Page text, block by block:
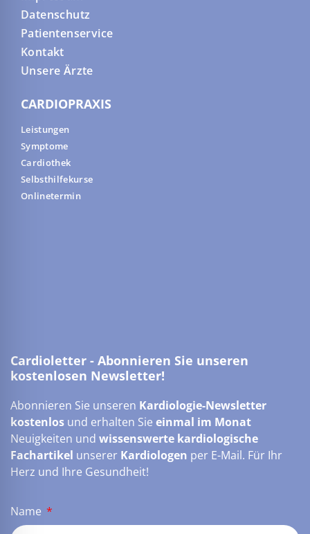
Datenschutz
Patientenservice
Kontakt
Unsere Ärzte
CARDIOPRAXIS
Leistungen
Symptome
Cardiothek
Selbsthilfekurse
Onlinetermin
Cardioletter - Abonnieren Sie unseren
kostenlosen Newsletter!
Abonnieren Sie unseren Kardiologie-Newsletter
kostenlos und erhalten Sie einmal im Monat
Neuigkeiten und wissenswerte kardiologische
Fachartikel unserer Kardiologen per E-Mail. Für Ihr
Herz und Ihre Gesundheit!
Name